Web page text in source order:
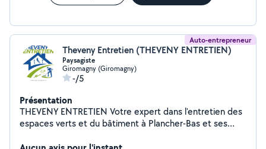
Auto-entrepreneur
Theveny Entretien (THEVENY ENTRETIEN)
Paysagiste
Giromagny (Giromagny)
-/5
Présentation
THEVENY ENTRETIEN Votre expert dans l'entretien des
espaces verts et du bâtiment à Plancher-Bas et ses